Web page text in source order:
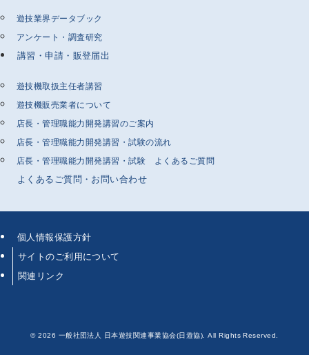
遊技業界データブック
アンケート・調査研究
講習・申請・販登届出
遊技機取扱主任者講習
遊技機販売業者について
店長・管理職能力開発講習のご案内
店長・管理職能力開発講習・試験の流れ
店長・管理職能力開発講習・試験 よくあるご質問
よくあるご質問・お問い合わせ
個人情報保護方針
サイトのご利用について
関連リンク
©2026 一般社団法人 日本遊技関連事業協会(日遊協). All Rights Reserved.